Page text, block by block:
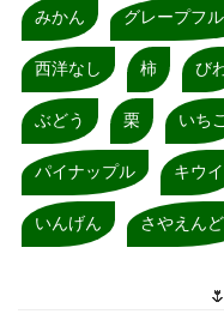
みかん グレープフ
西洋なし 柿 び
ぶどう 栗 いち
パイナップル キウイ
いんげん さやえん